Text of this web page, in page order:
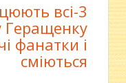
всі-3
Геращенку
фанатки і
сміються